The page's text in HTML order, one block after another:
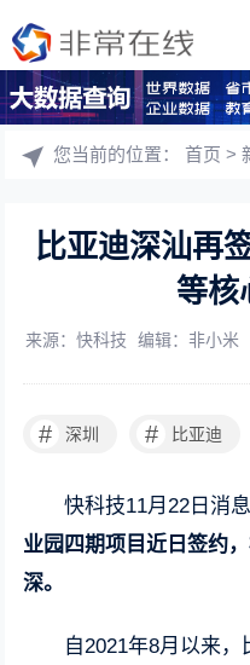
您当前的位置：首页 >
比亚迪深汕再
等核
来源：快科技 编辑：非小米
# 深圳 # 比亚迪
快科技11月22日消
业园四期项目近日签约
深。
自2021年8月以来